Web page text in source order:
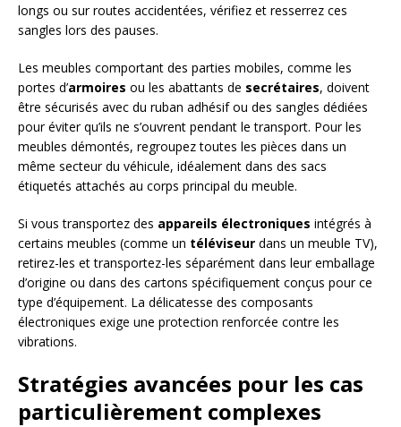
longs ou sur routes accidentées, vérifiez et resserrez ces
sangles lors des pauses.
Les meubles comportant des parties mobiles, comme les
portes d’armoires ou les abattants de secrétaires, doivent
être sécurisés avec du ruban adhésif ou des sangles dédiées
pour éviter qu’ils ne s’ouvrent pendant le transport. Pour les
meubles démontés, regroupez toutes les pièces dans un
même secteur du véhicule, idéalement dans des sacs
étiquetés attachés au corps principal du meuble.
Si vous transportez des appareils électroniques intégrés à
certains meubles (comme un téléviseur dans un meuble TV),
retirez-les et transportez-les séparément dans leur emballage
d’origine ou dans des cartons spécifiquement conçus pour ce
type d’équipement. La délicatesse des composants
électroniques exige une protection renforcée contre les
vibrations.
Stratégies avancées pour les cas
particulièrement complexes